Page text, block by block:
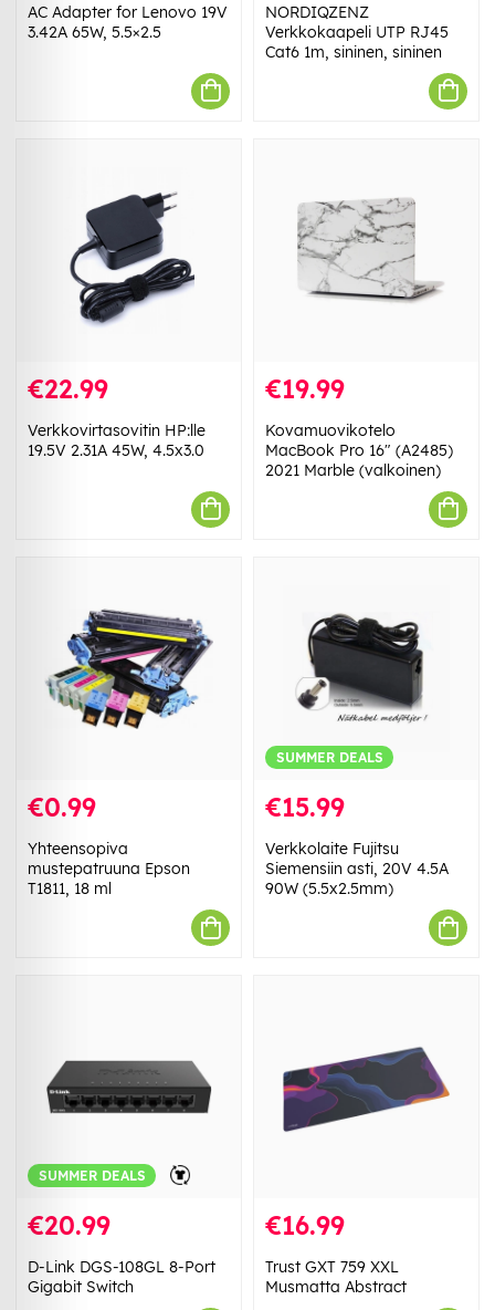
AC Adapter for Lenovo 19V
3.42A 65W, 5.5×2.5
NORDIQZENZ
Verkkokaapeli UTP RJ45
Cat6 1m, sininen, sininen
€22.99
Verkkovirtasovitin HP:lle
19.5V 2.31A 45W, 4.5x3.0
€19.99
Kovamuovikotelo
MacBook Pro 16" (A2485)
2021 Marble (valkoinen)
€0.99
Yhteensopiva
mustepatruuna Epson
T1811, 18 ml
SUMMER DEALS
€15.99
Verkkolaite Fujitsu
Siemensiin asti, 20V 4.5A
90W (5.5x2.5mm)
SUMMER DEALS
€20.99
D-Link DGS-108GL 8-Port
Gigabit Switch
€16.99
Trust GXT 759 XXL
Musmatta Abstract